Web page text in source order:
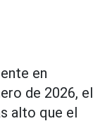
en
de 2026, el
alto que el